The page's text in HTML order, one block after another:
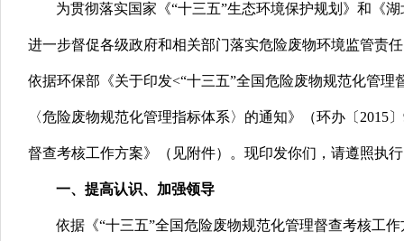
为贯彻落实国家《“十三五”生态环境保护规划》和《
进一步督促各级政府和相关部门落实危险废物环境监管责
依据环保部《关于印发<“十三五”全国危险废物规范化管
〈危险废物规范化管理指标体系〉的通知》（环办〔2015
督查考核工作方案》（见附件）。现印发你们，请遵照执
一、提高认识、加强领导
依据《“十三五”全国危险废物规范化管理督查考核工